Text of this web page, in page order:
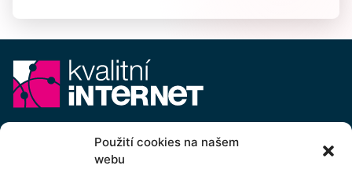
Použití cookies na našem
webu
info@kvalitni-internet.cz
pobočného spolku Kvalitní internet ICTP, z.s.